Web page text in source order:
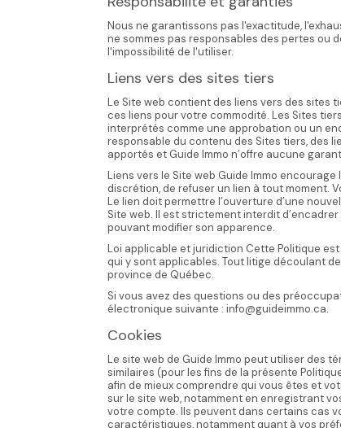
Nous ne garantissons pas l'exactitude,
ne sommes pas responsables des pertes ou
l'impossibilité de l'utiliser.
Liens vers des sites tiers
Le Site web contient des liens vers des sites
ces liens pour votre commodité. Les Sites
interprétés comme une approbation ou un
responsable du contenu des Sites tiers, des
apportés et Guide Immo n’offre aucune
Liens vers le Site web Guide Immo
discrétion, de refuser un lien à tout moment.
Le lien doit permettre l’ouverture d’une
Site web. Il est strictement interdit
pouvant modifier son apparence.
Loi applicable et juridiction Cette Politique
qui y sont applicables. Tout litige découlant
province de Québec.
Si vous avez des questions ou des
électronique suivante : info@guideimmo.ca.
Cookies
Le site web de Guide Immo peut utiliser des
similaires (pour les fins de la présente
afin de mieux comprendre qui vous êtes et
sur le site web, notamment en enregistrant
votre compte. Ils peuvent dans certains cas
caractéristiques, notamment quant à vos